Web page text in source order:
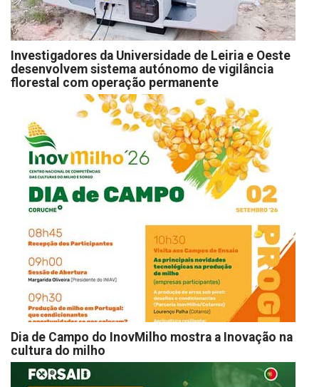
Investigadores da Universidade de Leiria e Oeste
desenvolvem sistema autónomo de vigilância
florestal com operação permanente
Dia de Campo do InovMilho mostra a Inovação na
cultura do milho